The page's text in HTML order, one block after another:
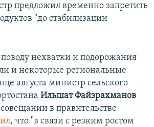
предложил временно запретить
"до стабилизации
поводу нехватки и подорожания
и некоторые региональные
августа министр сельского
Ильшат Файзрахманов
в правительстве
, что "в связи с резким ростом